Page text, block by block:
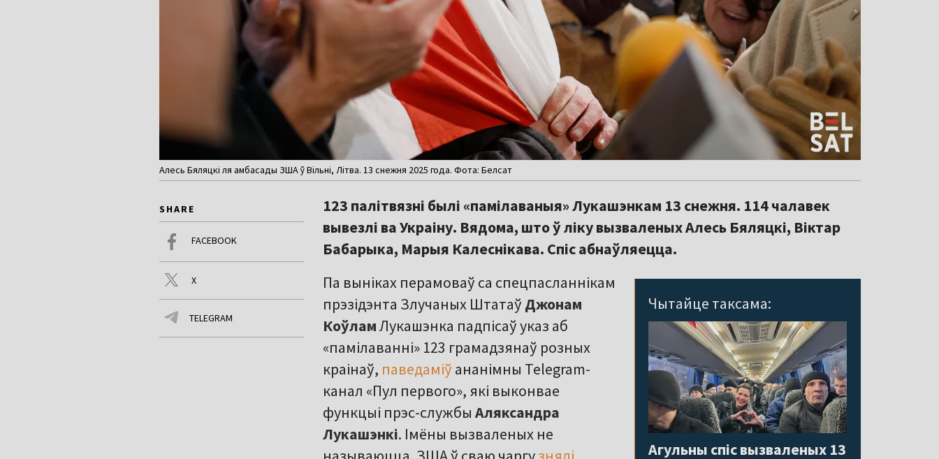
Алесь Бяляцкі ля амбасады ЗША ў Вільні, Літва. 13 снежня 2025 года. Фота: Белсат
SHARE
FACEBOOK
X
TELEGRAM
123 палітвязні былі «памілаваныя» Лукашэнкам 13 снежня. 114 чалавек
вывезлі ва Украіну. Вядома, што ў ліку вызваленых Алесь Бяляцкі, Віктар
Бабарыка, Марыя Калеснікава. Спіс абнаўляецца.
Чытайце таксама:
Агульны спіс вызваленых 13
Па выніках перамоваў са спецпасланнікам
прэзідэнта Злучаных Штатаў Джонам
КоўламЛукашэнка падпісаў указ аб
«памілаванні» 123 грамадзянаў розных
краінаў, паведаміў ананімны Telegram-
канал «Пул первого», які выконвае
функцыі прэс-службы Аляксандра
Лукашэнкі. Імёны вызваленых не